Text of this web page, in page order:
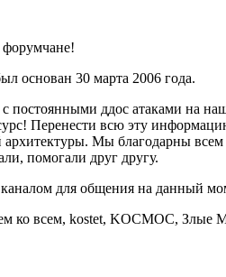
основан 30 марта 2006 года.
с постоянными ддос атаками на
Перенести всю эту
архитектуры. Мы благодарны
помогали друг другу.
для общения на данный
ко всем, kostet, KOCMOC,